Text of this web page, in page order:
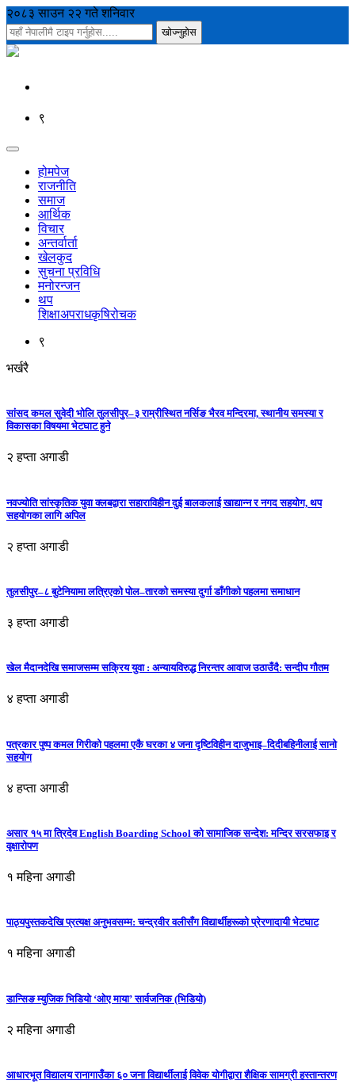
२०८३ साउन २२ गते शनिवार
९
होमपेज
राजनीति
समाज
आर्थिक
विचार
अन्तर्वार्ता
खेलकुद
सुचना प्रविधि
मनोरन्जन
थप
शिक्षाअपराधकृषिरोचक
९
भर्खरै
सांसद कमल सुवेदी भोलि तुलसीपुर–३ राम्रीस्थित नर्सिङ भैरव मन्दिरमा, स्थानीय समस्या र
विकासका विषयमा भेटघाट हुने
२ हप्ता अगाडी
नवज्योति सांस्कृतिक युवा क्लबद्वारा सहाराविहीन दुई बालकलाई खाद्यान्न र नगद सहयोग, थप
सहयोगका लागि अपिल
२ हप्ता अगाडी
तुलसीपुर–८ बुटेनियामा लत्रिएको पोल–तारको समस्या दुर्गा डाँगीको पहलमा समाधान
३ हप्ता अगाडी
खेल मैदानदेखि समाजसम्म सक्रिय युवा : अन्यायविरुद्ध निरन्तर आवाज उठाउँदै: सन्दीप गौतम
४ हप्ता अगाडी
पत्रकार पुष्प कमल गिरीको पहलमा एकै घरका ४ जना दृष्टिविहीन दाजुभाइ–दिदीबहिनीलाई सानो
सहयोग
४ हप्ता अगाडी
असार १५ मा त्रिदेव English Boarding School को सामाजिक सन्देश: मन्दिर सरसफाइ र
वृक्षारोपण
१ महिना अगाडी
पाठ्यपुस्तकदेखि प्रत्यक्ष अनुभवसम्म: चन्द्रवीर वलीसँग विद्यार्थीहरूको प्रेरणादायी भेटघाट
१ महिना अगाडी
डान्सिङ म्युजिक भिडियो ‘ओए माया’ सार्वजनिक (भिडियो)
२ महिना अगाडी
आधारभूत विद्यालय रानागाउँका ६० जना विद्यार्थीलाई विवेक योगीद्वारा शैक्षिक सामग्री हस्तान्तरण